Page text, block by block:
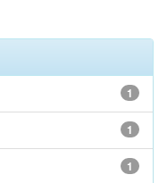
1
1
1